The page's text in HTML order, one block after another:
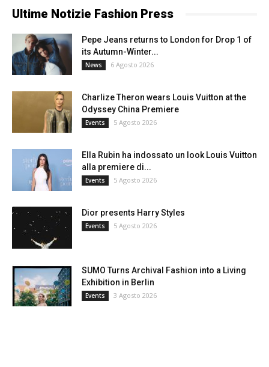
Ultime Notizie Fashion Press
Pepe Jeans returns to London for Drop 1 of
its Autumn-Winter...
News 6 Agosto 2026
Charlize Theron wears Louis Vuitton at the
Odyssey China Premiere
Events 5 Agosto 2026
Ella Rubin ha indossato un look Louis Vuitton
alla premiere di...
Events 5 Agosto 2026
Dior presents Harry Styles
Events 5 Agosto 2026
SUMO Turns Archival Fashion into a Living
Exhibition in Berlin
Events 3 Agosto 2026